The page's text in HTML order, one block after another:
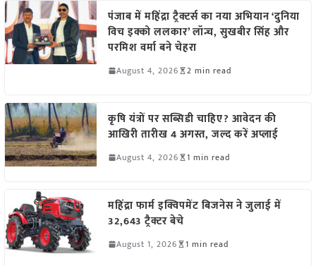
पंजाब में महिंद्रा ट्रैक्टर्स का नया अभियान ‘दुनिया
विच इक्को ललकार’ लॉन्च, सुखबीर सिंह और
परमिश वर्मा बने चेहरा
August 4, 2026 2 min read
कृषि यंत्रों पर सब्सिडी चाहिए? आवेदन की
आखिरी तारीख 4 अगस्त, जल्द करें अप्लाई
August 4, 2026 1 min read
महिंद्रा फार्म इक्विपमेंट बिजनेस ने जुलाई में
32,643 ट्रैक्टर बेचे
August 1, 2026 1 min read